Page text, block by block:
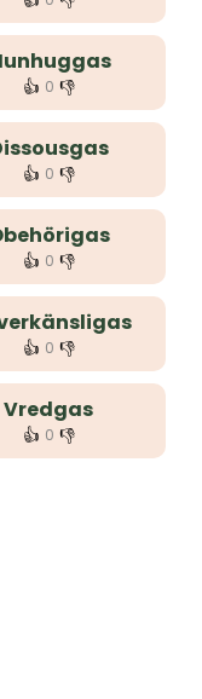
👍 0 👎
👍 0 👎
👍 0 👎
👍 0 👎
Vredgas
👍 0 👎